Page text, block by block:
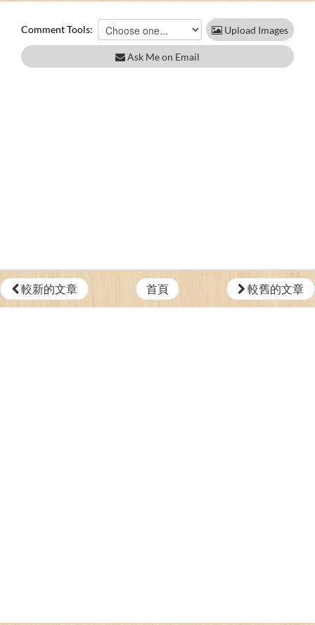
Comment Tools: Upload Images
Ask Me on Email
較新的文章 首頁 較舊的文章